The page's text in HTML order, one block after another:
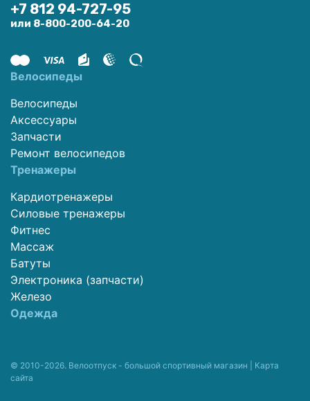
+7 812 94-727-95
или 8-800-200-64-20
Велосипеды
Велосипеды
Аксессуары
Запчасти
Ремонт велосипедов
Тренажеры
Кардиотренажеры
Силовые тренажеры
Фитнес
Массаж
Батуты
Электроника (запчасти)
Железо
Одежда
© 2010-2026. Велоотпуск - большой спортивный магазин | Карта
сайта